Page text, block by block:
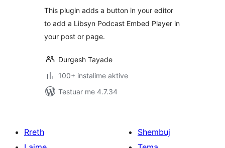
This plugin adds a button in your editor
to add a Libsyn Podcast Embed Player in
your post or page.
Durgesh Tayade
100+ instalime aktive
Testuar me 4.7.34
Rreth
Shembuj